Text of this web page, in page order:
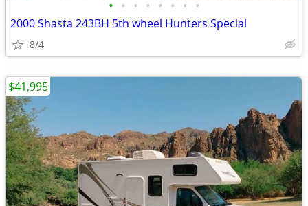
• • • • • • • •
2000 Shasta 243BH 5th wheel Hunters Special
8/4
$41,995